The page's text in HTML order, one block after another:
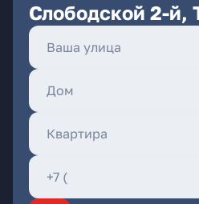
Слободской 2-й,